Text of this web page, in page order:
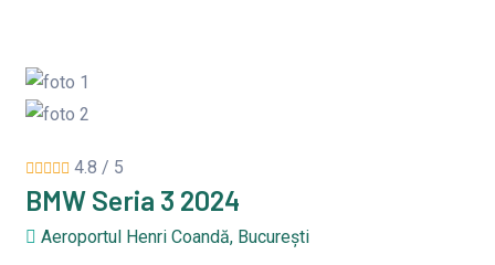
4.8 / 5
BMW Seria 3 2024
Aeroportul Henri Coandă, București